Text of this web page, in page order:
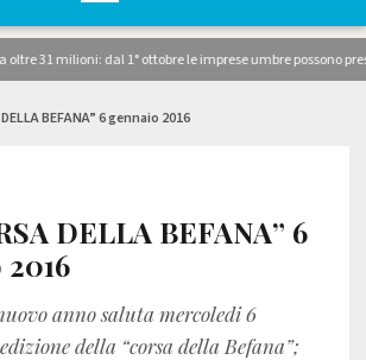
31 milioni: dal 1° ottobre le imprese umbre possono
BEFANA” 6 gennaio 2016
DELLA BEFANA” 6
anno saluta mercoledi 6
della “corsa della Befana”;